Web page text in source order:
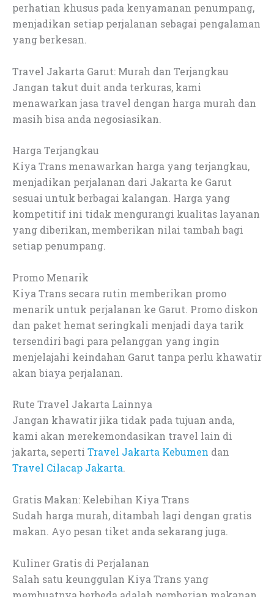
perhatian khusus pada kenyamanan penumpang,
menjadikan setiap perjalanan sebagai pengalaman
yang berkesan.
Travel Jakarta Garut: Murah dan Terjangkau
Jangan takut duit anda terkuras, kami
menawarkan jasa travel dengan harga murah dan
masih bisa anda negosiasikan.
Harga Terjangkau
Kiya Trans menawarkan harga yang terjangkau,
menjadikan perjalanan dari Jakarta ke Garut
sesuai untuk berbagai kalangan. Harga yang
kompetitif ini tidak mengurangi kualitas layanan
yang diberikan, memberikan nilai tambah bagi
setiap penumpang.
Promo Menarik
Kiya Trans secara rutin memberikan promo
menarik untuk perjalanan ke Garut. Promo diskon
dan paket hemat seringkali menjadi daya tarik
tersendiri bagi para pelanggan yang ingin
menjelajahi keindahan Garut tanpa perlu khawatir
akan biaya perjalanan.
Rute Travel Jakarta Lainnya
Jangan khawatir jika tidak pada tujuan anda,
kami akan merekemondasikan travel lain di
jakarta, seperti Travel Jakarta Kebumen dan
Travel Cilacap Jakarta.
Gratis Makan: Kelebihan Kiya Trans
Sudah harga murah, ditambah lagi dengan gratis
makan. Ayo pesan tiket anda sekarang juga.
Kuliner Gratis di Perjalanan
Salah satu keunggulan Kiya Trans yang